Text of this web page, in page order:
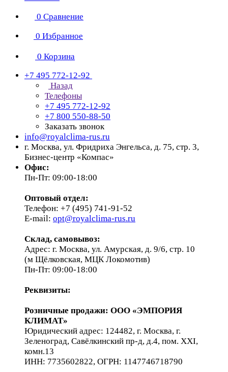
0 Сравнение
0 Избранное
0 Корзина
+7 495 772-12-92
Назад
Телефоны
+7 495 772-12-92
+7 800 550-88-50
Заказать звонок
info@royalclima-rus.ru
г. Москва, ул. Фридриха Энгельса, д. 75, стр. 3,
Бизнес-центр «Компас»
Офис:
Пн-Пт: 09:00-18:00
Оптовый отдел:
Телефон: +7 (495) 741-91-52
E-mail: opt@royalclima-rus.ru
Склад, самовывоз:
Адрес: г. Москва, ул. Амурская, д. 9/6, стр. 10
(м Щёлковская, МЦК Локомотив)
Пн-Пт: 09:00-18:00
Реквизиты:
Розничные продажи: ООО «ЭМПОРИЯ
КЛИМАТ»
Юридический адрес: 124482, г. Москва, г.
Зеленоград, Савёлкинский пр-д, д.4, пом. XXI,
комн.13
ИНН: 7735602822, ОГРН: 1147746718790